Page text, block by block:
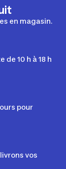
en magasin.
de 10 h à 18 h
pour
vos